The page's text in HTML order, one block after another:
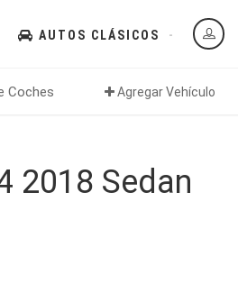
AUTOS CLÁSICOS
Agregar Vehículo
Coches
2018 Sedan